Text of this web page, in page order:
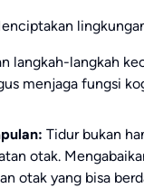
langkah-langkah
menjaga fungsi
Tidur bukan
otak.
otak yang bisa